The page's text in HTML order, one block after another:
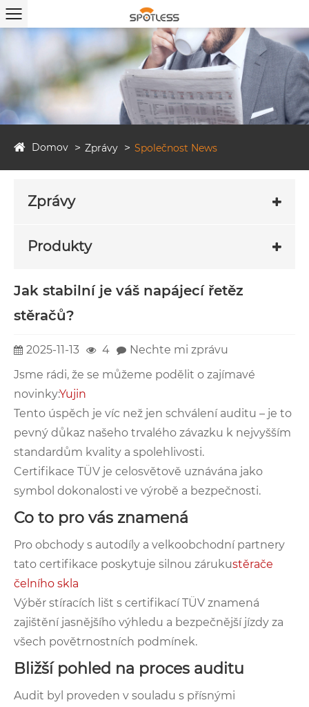
Domov Zprávy Společnost News
Zprávy
Produkty
Jak stabilní je váš napájecí řetěz
stěračů?
2025-11-13 4
Nechte mi zprávu
Jsme rádi, že se můžeme podělit o zajímavé
novinky:Yujin
Tento úspěch je víc než jen schválení auditu – je to
pevný důkaz našeho trvalého závazku k nejvyšším
standardům kvality a spolehlivosti.
Certifikace TÜV je celosvětově uznávána jako
symbol dokonalosti ve výrobě a bezpečnosti.
Co to pro vás znamená
Pro obchody s autodíly a velkoobchodní partnery
tato certifikace poskytuje silnou zárukustěrače
čelního skla
Výběr stíracích lišt s certifikací TÜV znamená
zajištění jasnějšího výhledu a bezpečnější jízdy za
všech povětrnostních podmínek.
Bližší pohled na proces auditu
Audit byl proveden v souladu s přísnými